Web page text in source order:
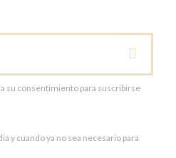
su consentimiento para suscribirse
y cuando ya no sea necesario para